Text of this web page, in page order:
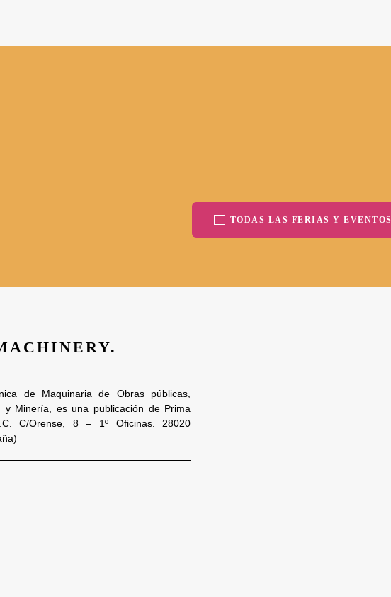
TODAS LAS FERIAS Y EVENTOS
de Maquinaria de Obras públicas,
y Minería, es una publicación de Prima
C/Orense, 8 – 1º Oficinas. 28020